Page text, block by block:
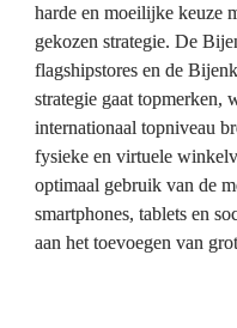
harde en moeilijke keuze
gekozen strategie. De
flagshipstores en de
strategie gaat topmerken,
internationaal topniveau
fysieke en virtuele
optimaal gebruik van de
smartphones, tablets en
aan het toevoegen van